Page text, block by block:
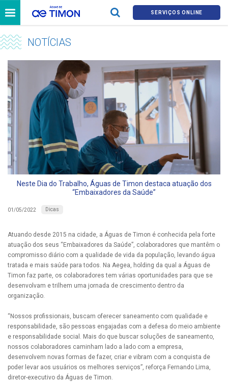
SERVIÇOS ONLINE
NOTÍCIAS
Neste Dia do Trabalho, Águas de Timon destaca atuação dos
“Embaixadores da Saúde”
01/05/2022 Dicas
Atuando desde 2015 na cidade, a Águas de Timon é conhecida pela forte
atuação dos seus “Embaixadores da Saúde”, colaboradores que mantêm o
compromisso diário com a qualidade de vida da população, levando água
tratada e mais saúde para todos. Na Aegea, holding da qual a Águas de
Timon faz parte, os colaboradores tem várias oportunidades para que se
desenvolvam e trilhem uma jornada de crescimento dentro da
organização.
“Nossos profissionais, buscam oferecer saneamento com qualidade e
responsabilidade, são pessoas engajadas com a defesa do meio ambiente
e responsabilidade social. Mais do que buscar soluções de saneamento,
nossos colaboradores caminham lado a lado com a empresa,
desenvolvem novas formas de fazer, criar e vibram com a conquista de
poder levar aos usuários os melhores serviços”, reforça Fernando Lima,
diretor-executivo da Águas de Timon.